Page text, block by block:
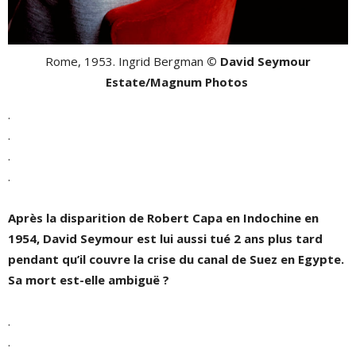
Rome, 1953. Ingrid Bergman © David Seymour
Estate/Magnum Photos
.
.
.
.
Après la disparition de Robert Capa en Indochine en
1954, David Seymour est lui aussi tué 2 ans plus tard
pendant qu’il couvre la crise du canal de Suez en Egypte.
Sa mort est-elle ambiguë ?
.
.